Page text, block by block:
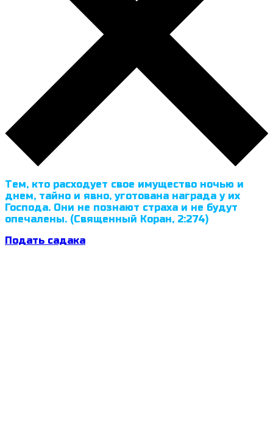
Тем, кто расходует свое имущество ночью и
днем, тайно и явно, уготована награда у их
Господа. Они не познают страха и не будут
опечалены. (Священный Коран, 2:274)
Подать садака